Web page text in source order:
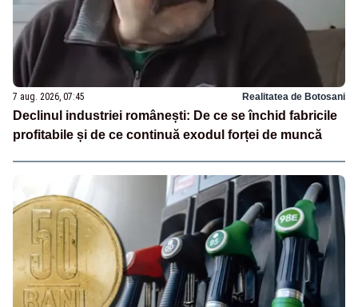
7 aug. 2026, 07:45 Realitatea de Botosani
Declinul industriei românești: De ce se închid fabricile
profitabile și de ce continuă exodul forței de muncă